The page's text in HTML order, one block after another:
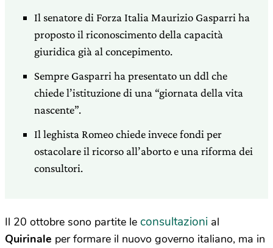
Il senatore di Forza Italia Maurizio Gasparri ha
proposto il riconoscimento della capacità
giuridica già al concepimento.
Sempre Gasparri ha presentato un ddl che
chiede l’istituzione di una “giornata della vita
nascente”.
Il leghista Romeo chiede invece fondi per
ostacolare il ricorso all’aborto e una riforma dei
consultori.
Il 20 ottobre sono partite le consultazioni al
Quirinale per formare il nuovo governo italiano, ma in